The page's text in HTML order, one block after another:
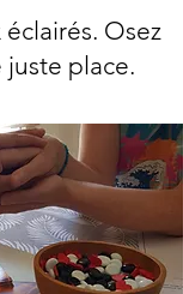
Osez
place.